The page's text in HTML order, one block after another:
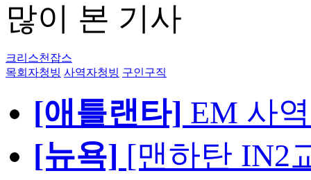
많이 본 기사
크리스천잡스
목회자청빙 사역자청빙 구인구직
[애틀랜타] EM 사
[뉴욕] [맨하탄 IN2